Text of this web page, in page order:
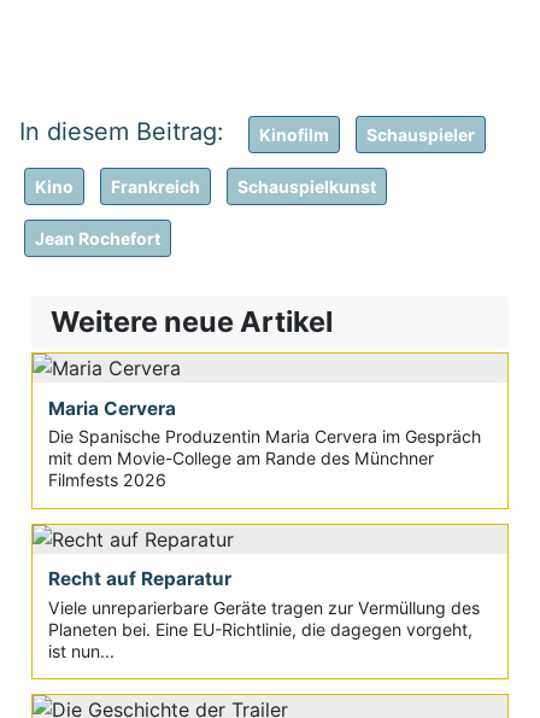
Kinofilm Schauspieler
Kino Frankreich Schauspielkunst
Jean Rochefort
Weitere neue Artikel
Maria Cervera
Die Spanische Produzentin Maria Cervera im Gespräch
mit dem Movie-College am Rande des Münchner
Filmfests 2026
Recht auf Reparatur
Viele unreparierbare Geräte tragen zur Vermüllung des
Planeten bei. Eine EU-Richtlinie, die dagegen vorgeht,
ist nun...